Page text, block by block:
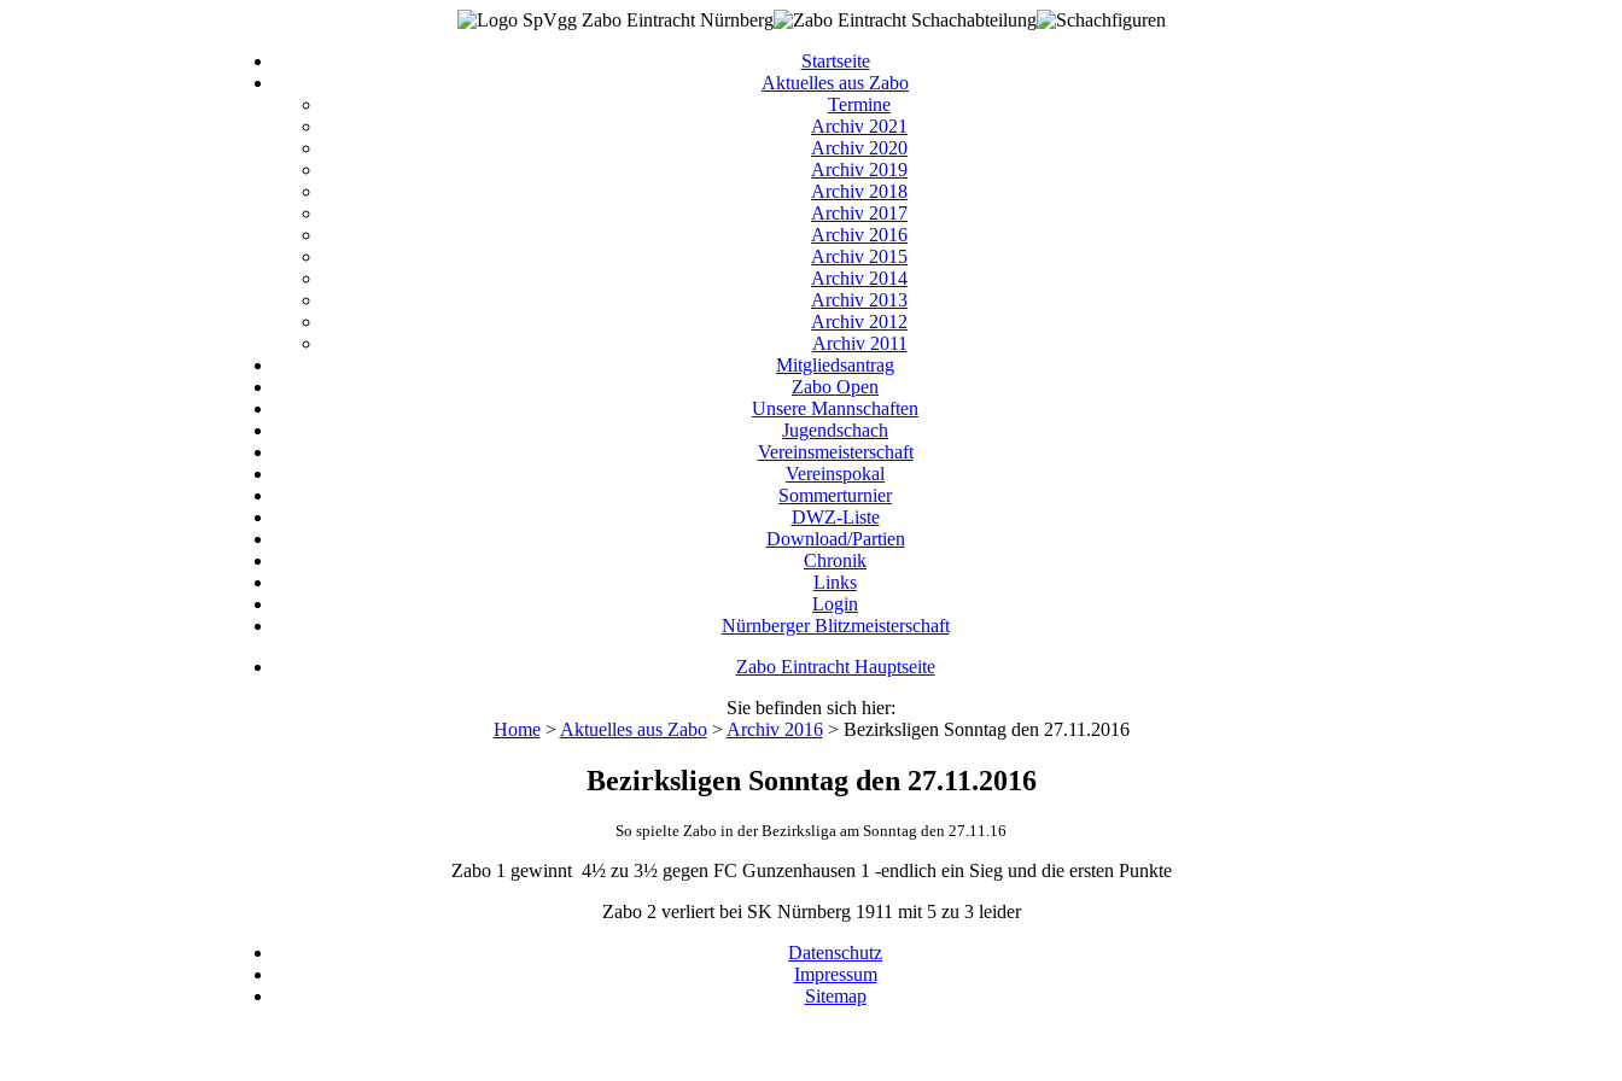
Startseite
Aktuelles aus Zabo
Termine
Archiv 2021
Archiv 2020
Archiv 2019
Archiv 2018
Archiv 2017
Archiv 2016
Archiv 2015
Archiv 2014
Archiv 2013
Archiv 2012
Archiv 2011
Mitgliedsantrag
Zabo Open
Unsere Mannschaften
Jugendschach
Vereinsmeisterschaft
Vereinspokal
Sommerturnier
DWZ-Liste
Download/Partien
Chronik
Links
Login
Nürnberger Blitzmeisterschaft
Zabo Eintracht Hauptseite
Sie befinden sich hier:
Home> Aktuelles aus Zabo> Archiv 2016> Bezirksligen Sonntag den 27.11.2016
Bezirksligen Sonntag den 27.11.2016
So spielte Zabo in der Bezirksliga am Sonntag den 27.11.16
Zabo 1 gewinnt 4½ zu 3½ gegen FC Gunzenhausen 1 -endlich ein Sieg und die ersten Punkte
Zabo 2 verliert bei SK Nürnberg 1911 mit 5 zu 3 leider
Datenschutz
Impressum
Sitemap